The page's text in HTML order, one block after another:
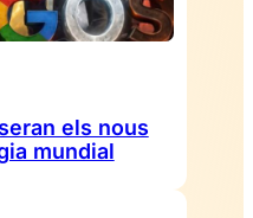
els nous
mundial